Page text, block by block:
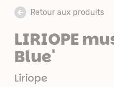
Retour aux produits
LIRIOPE
Blue'
Liriope